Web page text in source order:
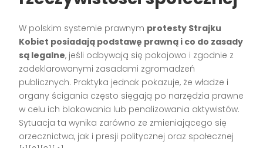
W polskim systemie prawnym protesty Strajku
Kobiet posiadają podstawę prawną i co do zasady
są legalne, jeśli odbywają się pokojowo i zgodnie z
zadeklarowanymi zasadami zgromadzeń
publicznych. Praktyka jednak pokazuje, że władze i
organy ścigania często sięgają po narzędzia prawne
w celu ich blokowania lub penalizowania aktywistów.
Sytuacja ta wynika zarówno ze zmieniającego się
orzecznictwa, jak i presji politycznej oraz społecznej